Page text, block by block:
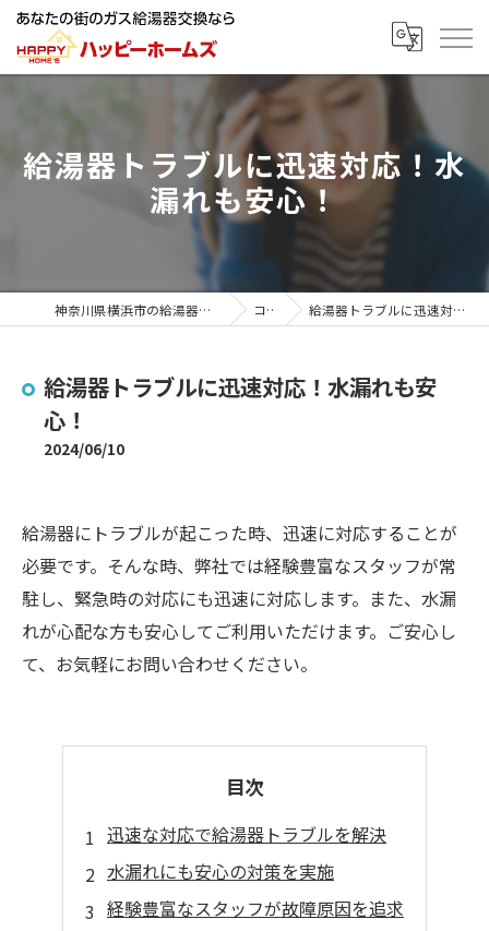
給湯器トラブルに迅速対応！水
漏れも安心！
神奈川県横浜市の給湯器ならハッピーホームズ コラム 給湯器トラブルに迅速対応！水漏れも安心！
給湯器トラブルに迅速対応！水漏れも安
心！
2024/06/10
給湯器にトラブルが起こった時、迅速に対応することが
必要です。そんな時、弊社では経験豊富なスタッフが常
駐し、緊急時の対応にも迅速に対応します。また、水漏
れが心配な方も安心してご利用いただけます。ご安心し
て、お気軽にお問い合わせください。
目次
迅速な対応で給湯器トラブルを解決
水漏れにも安心の対策を実施
経験豊富なスタッフが故障原因を追求